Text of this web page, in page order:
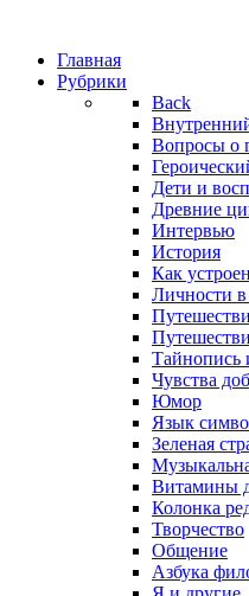
Главная
Рубрики
Back
Вопросы о
Дети и
Древние
Интервью
История
Как
Личности
Тайнопись
Чувства
Юмор
Язык
Зеленая
Витамины
Колонка
Творчество
Общение
Азбука